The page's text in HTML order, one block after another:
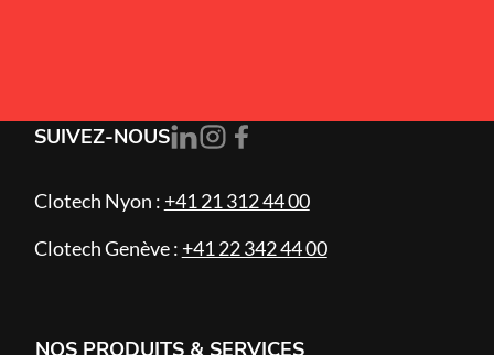
SUIVEZ-NOUS
Clotech Nyon : +41 21 312 44 00
Clotech Genève : +41 22 342 44 00
NOS PRODUITS & SERVICES